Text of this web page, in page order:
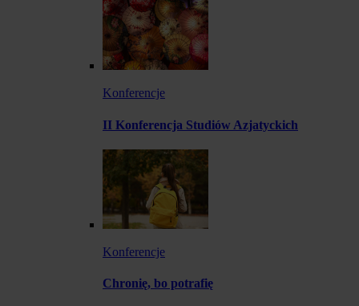
Konferencje
II Konferencja Studiów Azjatyckich
Konferencje
Chronię, bo potrafię